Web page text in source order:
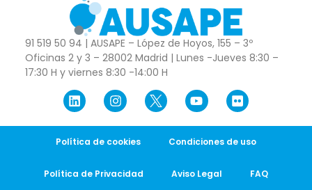
91 519 50 94 | AUSAPE – López de Hoyos, 155 – 3º
Oficinas 2 y 3 – 28002 Madrid | Lunes -Jueves 8:30 –
17:30 H y viernes 8:30 -14:00 H
Política de cookies Condiciones de uso
Política de Privacidad Aviso Legal FAQ